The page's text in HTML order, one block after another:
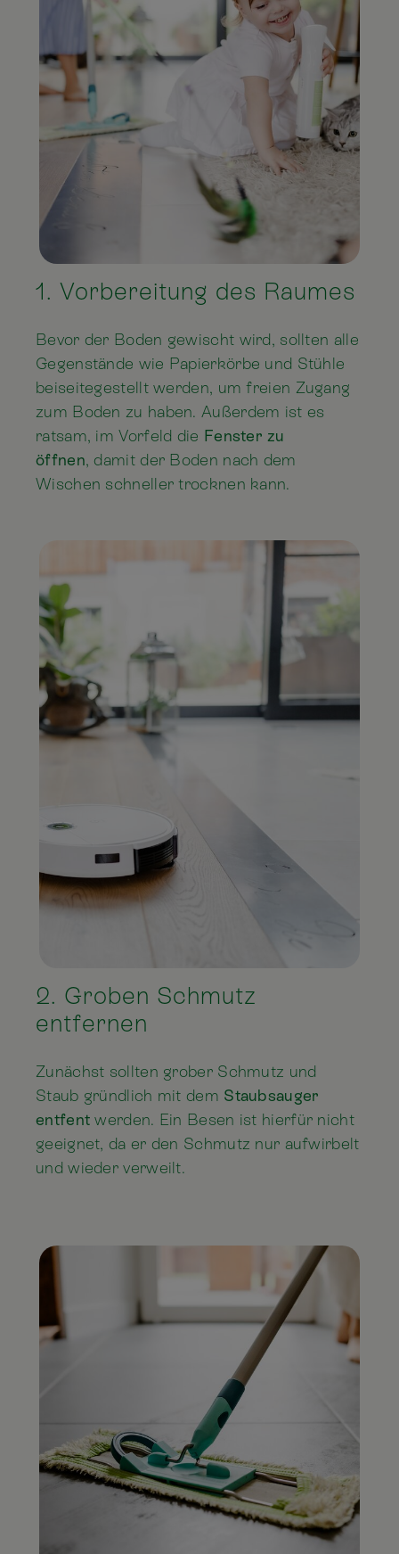
1. Vorbereitung des Raumes
Bevor der Boden gewischt wird, sollten alle
Gegenstände wie Papierkörbe und Stühle
beiseitegestellt werden, um freien Zugang
zum Boden zu haben. Außerdem ist es
ratsam, im Vorfeld die Fenster zu
öffnen, damit der Boden nach dem
Wischen schneller trocknen kann.
2. Groben Schmutz
entfernen
Zunächst sollten grober Schmutz und
Staub gründlich mit dem Staubsauger
entfent werden. Ein Besen ist hierfür nicht
geeignet, da er den Schmutz nur aufwirbelt
und wieder verweilt.